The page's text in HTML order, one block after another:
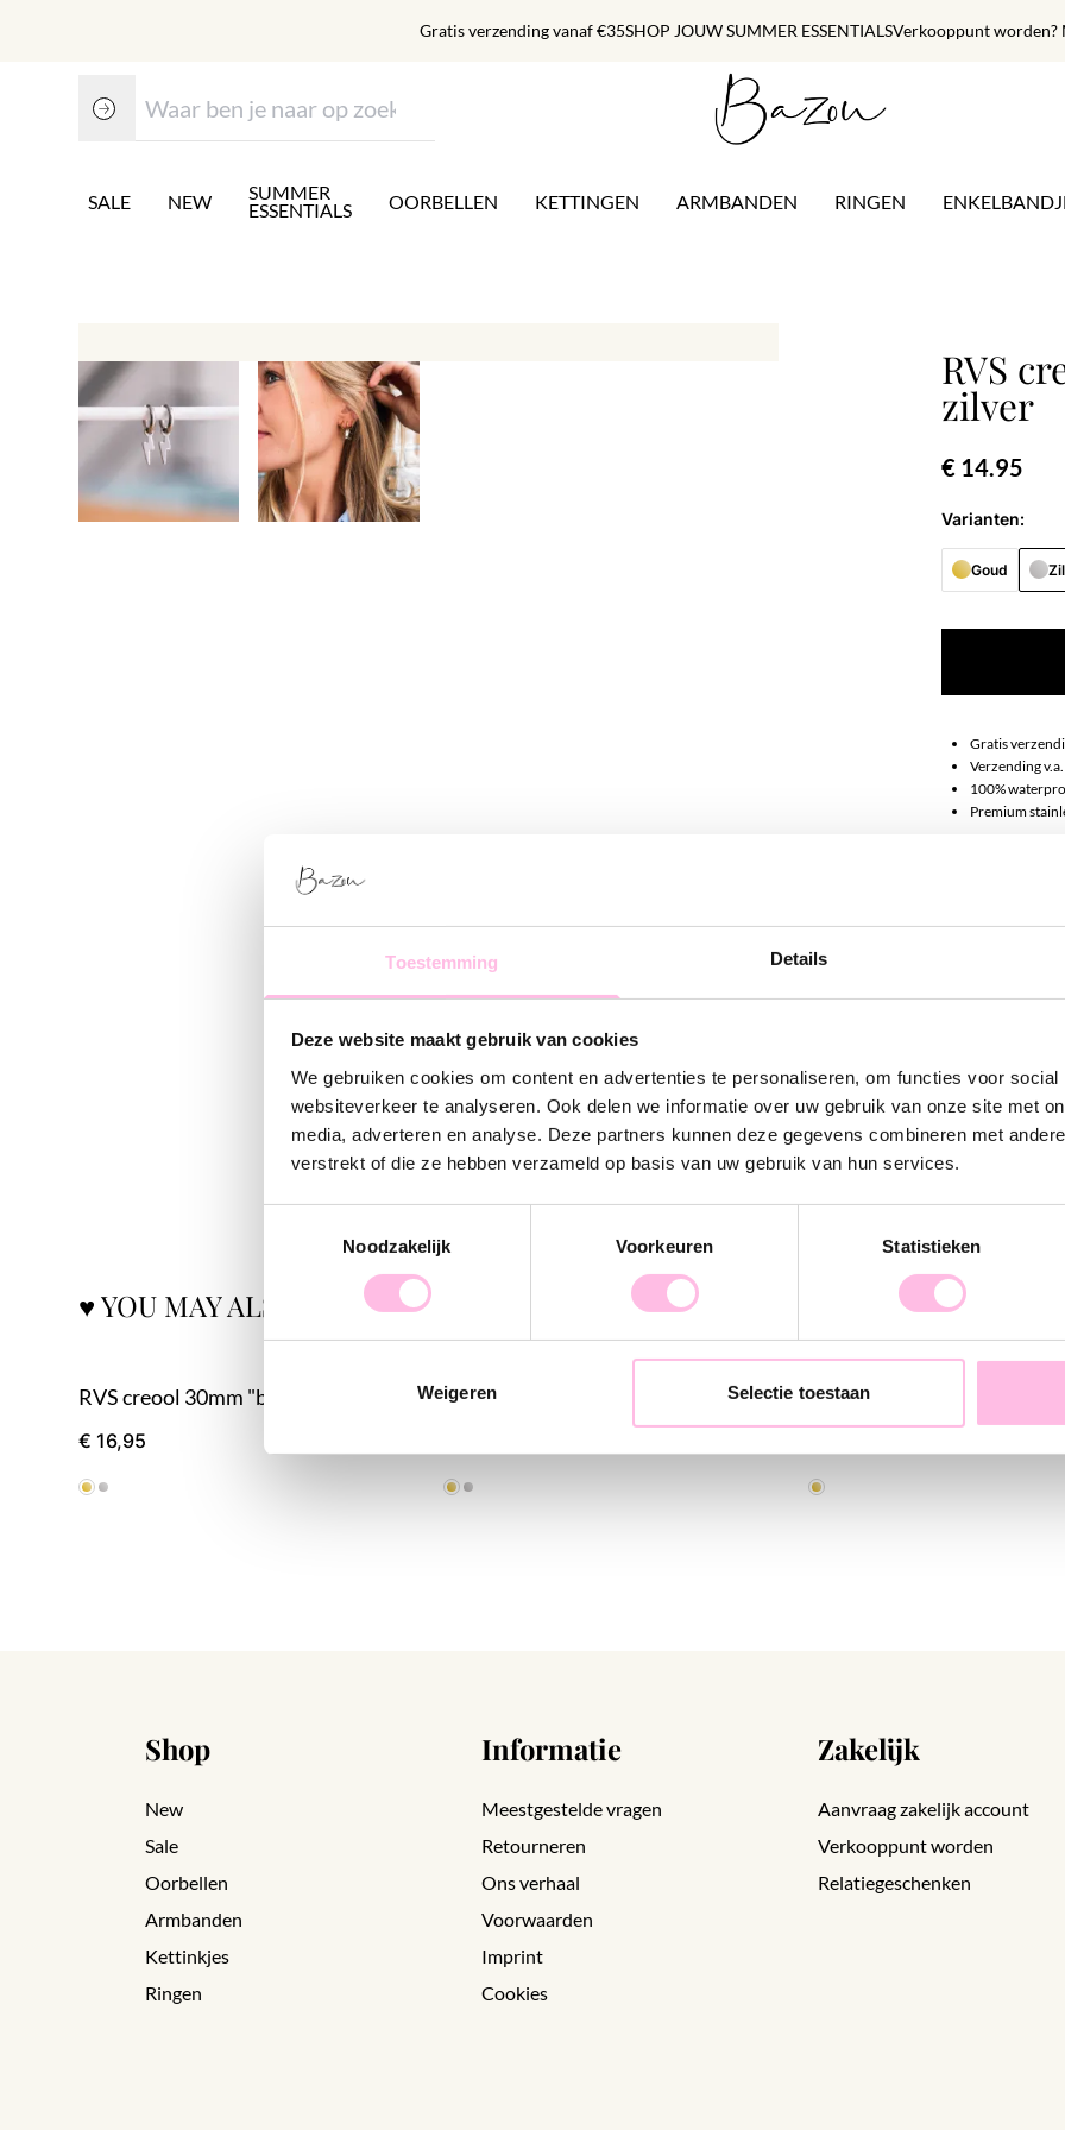
Toestemming Details
Deze website maakt gebruik van cookies
We gebruiken cookies om content en advertenties te personaliseren, om functies voor social
websiteverkeer te analyseren. Ook delen we informatie over uw gebruik van onze site met
media, adverteren en analyse. Deze partners kunnen deze gegevens combineren met
verstrekt of die ze hebben verzameld op basis van uw gebruik van hun services.
Noodzakelijk
Voorkeuren Statistieken
Weigeren Selectie toestaan
Gratis verzending vanaf €35SHOP JOUW SUMMER ESSENTIALSVerkooppunt worden?
SALE NEW SUMMER
ESSENTIALS OORBELLEN KETTINGEN ARMBANDEN RINGEN
RVS
zilver
€ 14.95
Varianten:
Goud
Gratis
Verzending
100%
Premium
Zin om on-
dimensie aan
leuk en
Maak je
LOVE IT!
♥ YOU MAY ALSO LOVE...
RVS creool 30mm "breed" - goud
€ 16,95
RVS brede creool 16mm - goud Mini oorstekers rond - goud
Shop
New
Sale
Oorbellen
Armbanden
Kettinkjes
Ringen
Informatie
Meestgestelde vragen
Retourneren
Ons verhaal
Voorwaarden
Imprint
Cookies
Zakelijk
Aanvraag zakelijk account
Verkooppunt worden
Relatiegeschenken